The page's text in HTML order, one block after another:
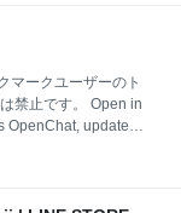
マークユーザーのト
禁止です。 Open in
OpenChat, update